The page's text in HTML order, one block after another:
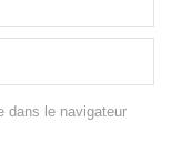
dans le navigateur